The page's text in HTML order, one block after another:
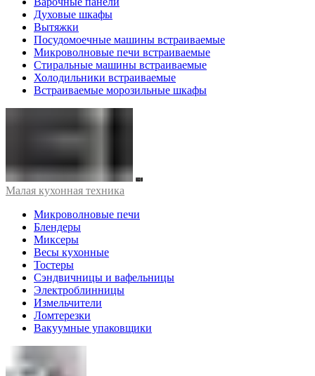
Духовые шкафы
Вытяжки
Посудомоечные машины встраиваемые
Микроволновые печи встраиваемые
Стиральные машины встраиваемые
Холодильники встраиваемые
Встраиваемые морозильные шкафы
Малая кухонная техника
Микроволновые печи
Блендеры
Миксеры
Весы кухонные
Тостеры
Сэндвичницы и вафельницы
Электроблинницы
Измельчители
Ломтерезки
Вакуумные упаковщики